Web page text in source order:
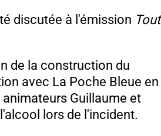
discutée à l'émission Tout
de la construction du
avec La Poche Bleue en
Guillaume et
lors de l'incident.